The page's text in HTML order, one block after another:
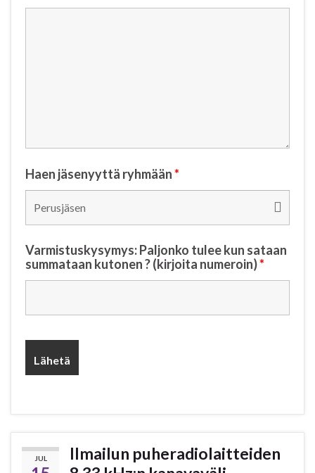
Haen jäsenyyttä ryhmään*
Varmistuskysymys: Paljonko tulee kun sataan
summataan kutonen ? (kirjoita numeroin)*
JUL
Ilmailun puheradiolaitteiden